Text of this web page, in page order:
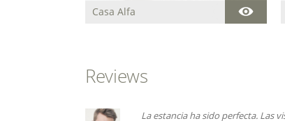
Casa Alfa
la estancia.
Reviews
vistas y la localidad son inmejorables, la